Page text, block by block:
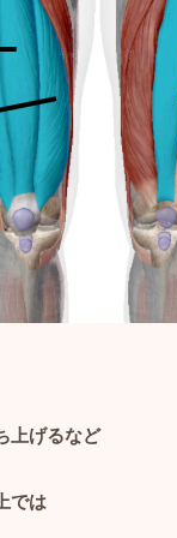
上げるなど
では